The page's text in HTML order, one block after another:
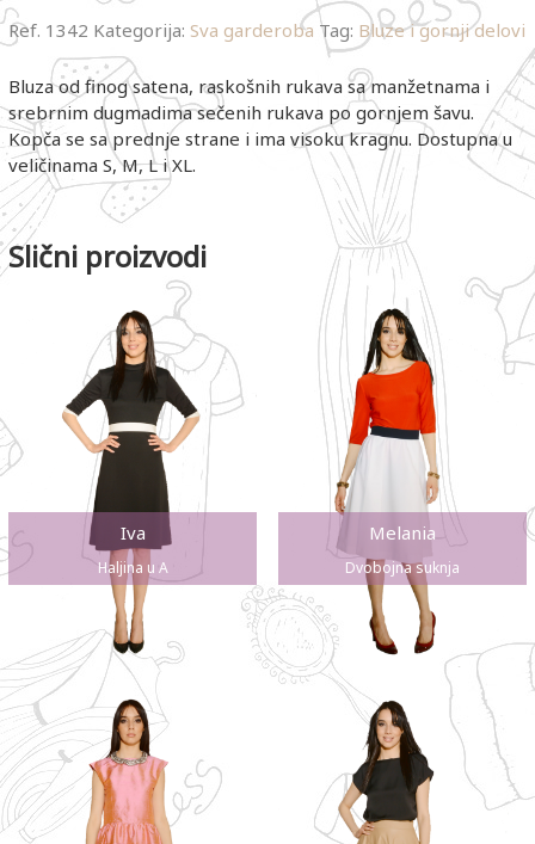
Ref. 1342 Kategorija: Sva garderoba Tag: Bluze i gornji delovi
Bluza od finog satena, raskošnih rukava sa manžetnama i
srebrnim dugmadima sečenih rukava po gornjem šavu.
Kopča se sa prednje strane i ima visoku kragnu. Dostupna u
veličinama S, M, L i XL.
Slični proizvodi
Iva
Haljina u A
Melania
Dvobojna suknja